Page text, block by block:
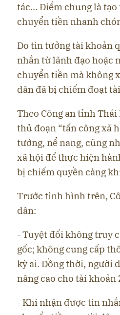
tác... Điểm chung là
chuyển tiền nhanh
Do tin tưởng tài khoản
nhắn từ lãnh đạo hoặc
chuyển tiền mà không
dân đã bị chiếm đoạt
Theo Công an tỉnh
thủ đoạn “tấn công xã
tưởng, nể nang, cũng
xã hội để thực hiện
bị chiếm quyền càng
Trước tình hình trên,
dân:
- Tuyệt đối không truy
gốc; không cung cấp
kỳ ai. Đồng thời, người
nâng cao cho tài khoản
- Khi nhận được tin